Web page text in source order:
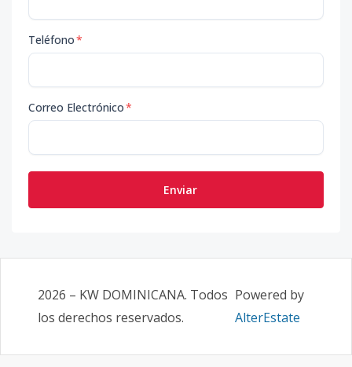
Teléfono*
Correo Electrónico*
Enviar
2026 – KW DOMINICANA. Todos
los derechos reservados.
Powered by
AlterEstate